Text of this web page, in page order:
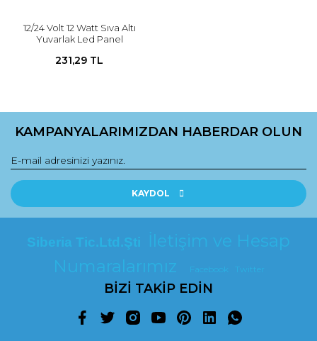
12/24 Volt 12 Watt Sıva Altı
Yuvarlak Led Panel
231,29 TL
KAMPANYALARIMIZDAN HABERDAR OLUN
KAYDOL
Siberia Tic.Ltd.Şti
İletişim ve Hesap
Numaralarımız
Facebook Twitter
BİZİ TAKİP EDİN